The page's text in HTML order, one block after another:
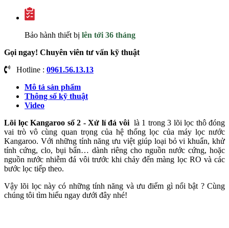
Bảo hành thiết bị lên tới 36 tháng
Gọi ngay! Chuyên viên tư vấn kỹ thuật
Hotline : 0961.56.13.13
Mô tả sản phẩm
Thông số kỹ thuật
Video
Lõi lọc Kangaroo số 2 - Xử lí đá vôi là 1 trong 3 lõi lọc thô đóng
vai trò vô cùng quan trọng của hệ thống lọc của máy lọc nước
Kangaroo. Với những tính năng ưu việt giúp loại bỏ vi khuẩn, khử
tính cứng, clo, bụi bẩn… dành riêng cho nguồn nước cứng, hoặc
nguồn nước nhiễm đá vôi trước khi chảy đến màng lọc RO và các
bước lọc tiếp theo.
Vậy lõi lọc này có những tính năng và ưu điểm gì nổi bật ? Cùng
chúng tôi tìm hiểu ngay dưới đây nhé!